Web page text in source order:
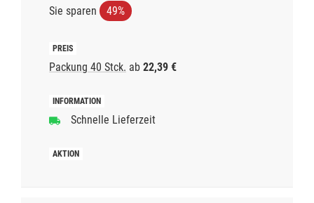
Sie sparen 49%
Packung 40 Stck. ab 22,39 €
Schnelle Lieferzeit